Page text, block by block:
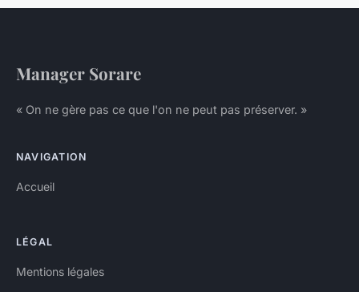
Manager Sorare
« On ne gère pas ce que l'on ne peut pas préserver. »
NAVIGATION
Accueil
LÉGAL
Mentions légales